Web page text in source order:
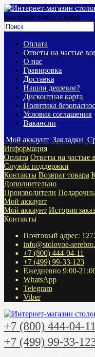
Быстрый поиск товара
Оплата
Ответы на частые
О нас
Гравировка
Доставка
Нашли дешевле?
Дисконтная карта
Политика
Условия соглашения
Вакансии
Мой аккаунт Закладки
Информация
Оплата Ответы на частые
Служба поддержки
Контакты Возврат товара
Дополнительно
Производители
Мой аккаунт
Мой аккаунт История
Контакты
Почтовый адрес:
info@stolovoe-
+7 (800) 444-04-11
+7 (499) 99-33-123
Ежедневно 9:00-
WhatsApp
Telegram
Viber
+7 (800) 444-04-11
+7 (499) 99-33-